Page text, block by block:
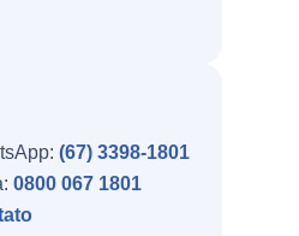
(67) 3398-1801
0800 067 1801